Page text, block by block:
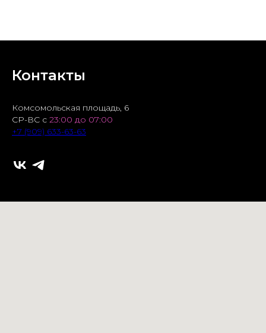
Контакты
Комсомольская площадь, 6
СР-ВС с 23:00 до 07:00
+7 (909) 633-63-63